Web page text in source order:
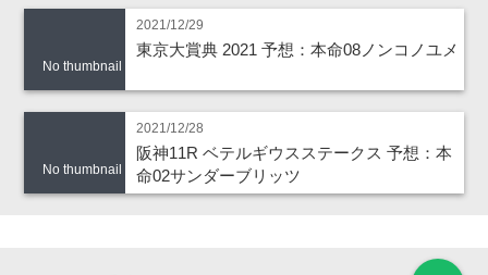
No thumbnail
2021/12/29
東京大賞典 2021 予想：本命08ノンコノユメ
No thumbnail
2021/12/28
阪神11R ベテルギウスステークス 予想：本
命02サンダーブリッツ